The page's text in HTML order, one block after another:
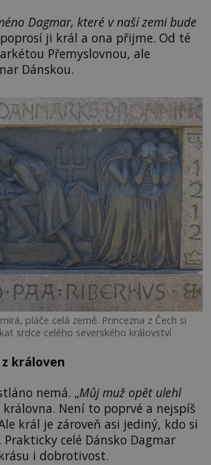
Dagmar, které v naší zemi bude
poprosí ji král a ona přijme. Od té
Přemyslovnou, ale
Dánskou.
pláče celá země. Princezna z Čech si
srdce celého severského království
královen
nemá. „Můj muž opět ulehl
královna. Není to poprvé a nejspíš
král je zároveň asi jediný, kdo si
Prakticky celé Dánsko Dagmar
i dobrotivost.